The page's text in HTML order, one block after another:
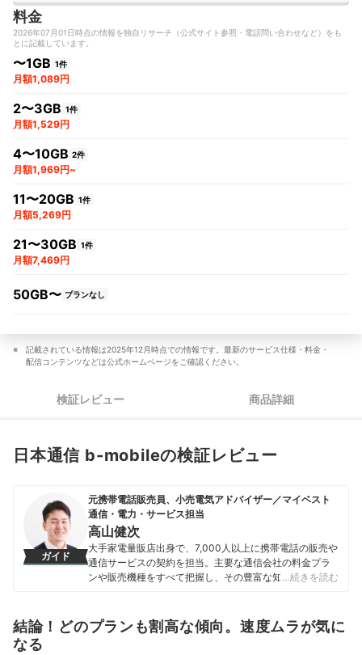
料金
2026年07月01日時点の情報を独自リサーチ（公式サイト参照・電話問い合わせなど）をも
とに記載しています。
〜1GB 1件
月額1,089円
2〜3GB 1件
月額1,529円
4〜10GB 2件
月額1,969円~
11〜20GB 1件
月額5,269円
21〜30GB 1件
月額7,469円
50GB〜 プランなし
記載されている情報は2025年12月時点での情報です。最新のサービス仕様・料金・
配信コンテンツなどは公式ホームページをご確認ください。
検証レビュー 商品詳細
日本通信 b-mobileの検証レビュー
ガイド
元携帯電話販売員、小売電気アドバイザー／マイベスト
通信・電力・サービス担当
高山健次
大手家電量販店出身で、7,000人以上に携帯電話の販売や
通信サービスの契約を担当。主要な通信会社の料金プラ
ンや販売機種をすべて把握し、その豊富な知識で店舗販
ア・インターネットプロバイダーなどの通信会社を専門
に担当しており、格安SIMやホームルーターを実際に回線
…続きを読む
結論！どのプランも割高な傾向。速度ムラが気に
なる